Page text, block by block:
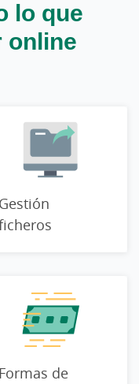
lo que
online
Gestión
Formas de